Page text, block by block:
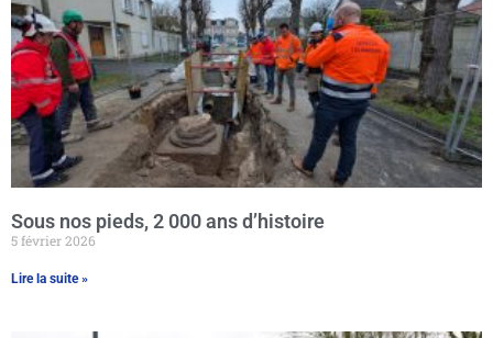
Sous nos pieds, 2 000 ans d’histoire
5 février 2026
Lire la suite »